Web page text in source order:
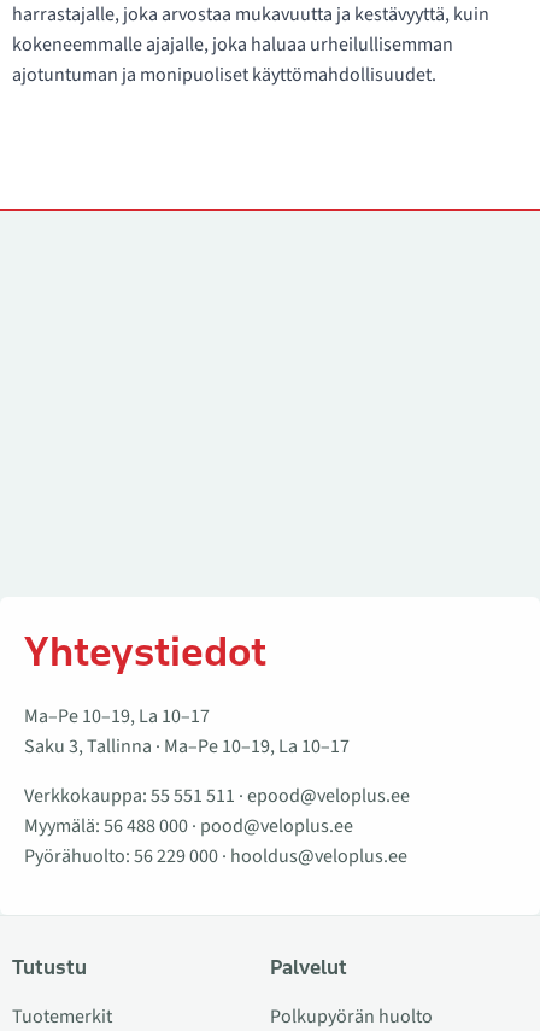
harrastajalle, joka arvostaa mukavuutta ja kestävyyttä, kuin
kokeneemmalle ajajalle, joka haluaa urheilullisemman
ajotuntuman ja monipuoliset käyttömahdollisuudet.
Yhteystiedot
Ma–Pe 10–19, La 10–17
Saku 3, Tallinna · Ma–Pe 10–19, La 10–17
Verkkokauppa:55 551 511 ·epood@veloplus.ee
Myymälä:56 488 000· pood@veloplus.ee
Pyörähuolto:56 229 000· hooldus@veloplus.ee
Tutustu
Tuotemerkit
Palvelut
Polkupyörän huolto